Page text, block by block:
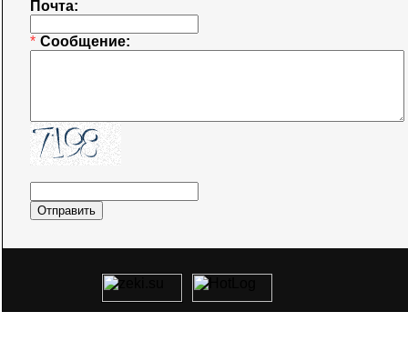
Почта:
* Сообщение: